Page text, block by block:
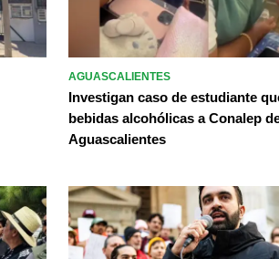
AGUASCALIENTES
Investigan caso de estudiante
bebidas alcohólicas a Conalep
Aguascalientes